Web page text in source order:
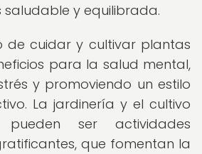
y equilibrada.
de cuidar y cultivar plantas
para la salud mental,
y promoviendo un estilo
La jardinería y el cultivo
ser actividades
que fomentan la